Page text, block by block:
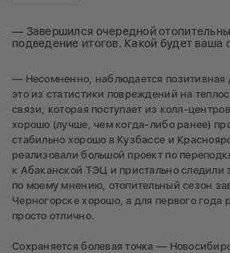
— Завершился очередной
подведение итогов. Какой будет ваша
— Несомненно, наблюдается
это из статистики повреждений на
связи, которая поступает из колл-
хорошо (лучше, чем когда-либо ранее)
стабильно хорошо в Кузбассе и
реализовали большой проект по
к Абаканской ТЭЦ и пристально следили
по моему мнению, отопительный сезон
Черногорске хорошо, а для первого
просто отлично.
Сохраняется болевая точка —